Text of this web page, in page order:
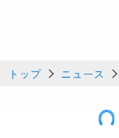
トップ ニュース